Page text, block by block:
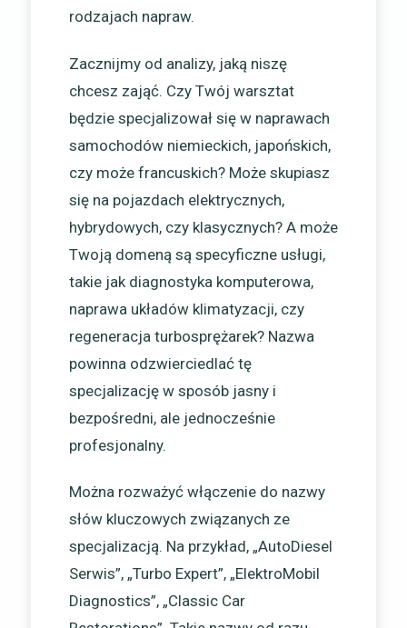
rodzajach napraw.
Zacznijmy od analizy, jaką niszę
chcesz zająć. Czy Twój warsztat
będzie specjalizował się w naprawach
samochodów niemieckich, japońskich,
czy może francuskich? Może skupiasz
się na pojazdach elektrycznych,
hybrydowych, czy klasycznych? A może
Twoją domeną są specyficzne usługi,
takie jak diagnostyka komputerowa,
naprawa układów klimatyzacji, czy
regeneracja turbosprężarek? Nazwa
powinna odzwierciedlać tę
specjalizację w sposób jasny i
bezpośredni, ale jednocześnie
profesjonalny.
Można rozważyć włączenie do nazwy
słów kluczowych związanych ze
specjalizacją. Na przykład, „AutoDiesel
Serwis”, „Turbo Expert”, „ElektroMobil
Diagnostics”, „Classic Car